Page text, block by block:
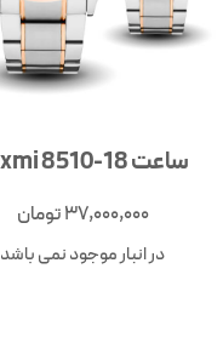
ساعت Laxmi 8510-18
37,000,000تومان
در انبار موجود نمی باشد